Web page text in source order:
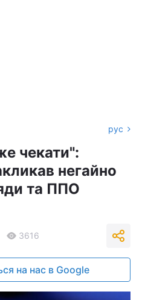
рус
чекати":
негайно
та ППО
3616
на нас в Google